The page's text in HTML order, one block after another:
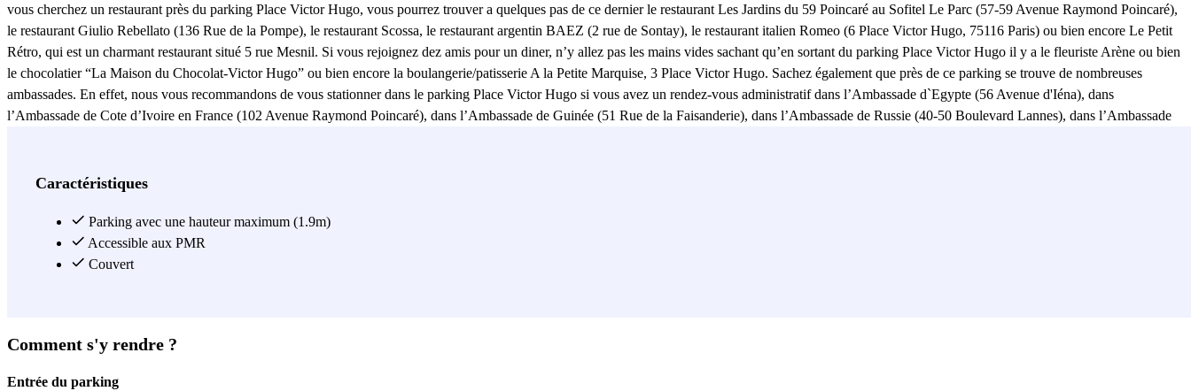
vous cherchez un restaurant près du parking Place Victor Hugo, vous pourrez trouver a quelques pas de ce dernier le restaurant Les Jardins du 59 Poincaré au Sofitel Le Parc (57-59 Avenue Raymond Poincaré),
le restaurant Giulio Rebellato (136 Rue de la Pompe), le restaurant Scossa, le restaurant argentin BAEZ (2 rue de Sontay), le restaurant italien Romeo (6 Place Victor Hugo, 75116 Paris) ou bien encore Le Petit
Rétro, qui est un charmant restaurant situé 5 rue Mesnil. Si vous rejoignez dez amis pour un diner, n’y allez pas les mains vides sachant qu’en sortant du parking Place Victor Hugo il y a le fleuriste Arène ou bien
le chocolatier “La Maison du Chocolat-Victor Hugo” ou bien encore la boulangerie/patisserie A la Petite Marquise, 3 Place Victor Hugo. Sachez également que près de ce parking se trouve de nombreuses
ambassades. En effet, nous vous recommandons de vous stationner dans le parking Place Victor Hugo si vous avez un rendez-vous administratif dans l’Ambassade d`Egypte (56 Avenue d'Iéna), dans
l’Ambassade de Cote d’Ivoire en France (102 Avenue Raymond Poincaré), dans l’Ambassade de Guinée (51 Rue de la Faisanderie), dans l’Ambassade de Russie (40-50 Boulevard Lannes), dans l’Ambassade
75116 Paris). Réservez votre place de stationnement dans ce parking est une bonne idée si vous devez vous rendre dans l’Eglise Saint-Honoré d`Eylau (65 Avenue Raymond Poincaré) ou bien dans la Synagogue
le bus, rendez-vous à la station Victor Hugo-Poincaré pour pouvoir prendre les Lignes 52 et 82 du bus.
Voir plus
Caractéristiques
Parking avec une hauteur maximum (1.9m)
Accessible aux PMR
Couvert
Comment s'y rendre ?
Entrée du parking